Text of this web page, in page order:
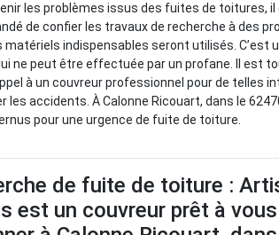
les problèmes issus des fuites de toitures,
de confier les travaux de recherche à des
indispensables seront utilisés. C’est
ne peut être effectuée par un profane. Il est
à un couvreur professionnel pour de telles
les accidents. À Calonne Ricouart, dans le
pour une urgence de fuite de toiture.
de fuite de toiture :
est un couvreur prêt à vous